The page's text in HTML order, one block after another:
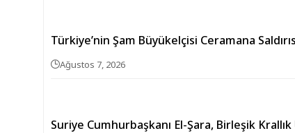
Türkiye’nin Şam Büyükelçisi Ceramana
Ağustos 7, 2026
Suriye Cumhurbaşkanı El-Şara, Birleşik Krallık